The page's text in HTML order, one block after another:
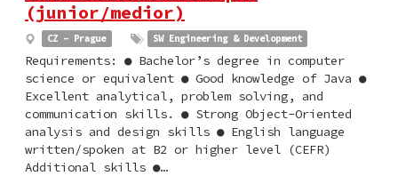
(junior/medior)
CZ - Prague SW Engineering & Development
Requirements: ● Bachelor’s degree in computer
science or equivalent ● Good knowledge of Java ●
Excellent analytical, problem solving, and
communication skills. ● Strong Object-Oriented
analysis and design skills ● English language
written/spoken at B2 or higher level (CEFR)
Additional skills ●…